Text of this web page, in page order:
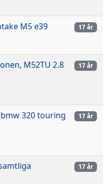
M5 e39 17 år
M52TU 2.8
17 år
320 touring
17 år
17 år